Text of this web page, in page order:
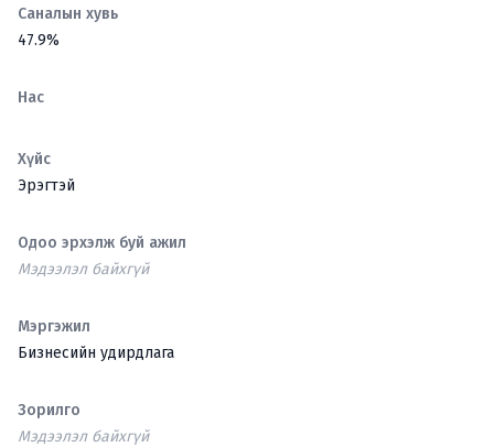
Саналын хувь
47.9%
Нас
Хүйс
Эрэгтэй
Одоо эрхэлж буй ажил
Мэдээлэл байхгүй
Мэргэжил
Бизнесийн удирдлага
Зорилго
Мэдээлэл байхгүй